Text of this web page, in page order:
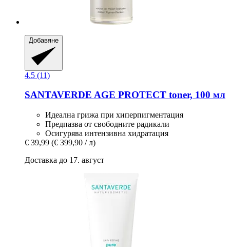
Добавяне
4.5 (11)
SANTAVERDE AGE PROTECT toner, 100 мл
Идеална грижа при хиперпигментация
Предпазва от свободните радикали
Осигурява интензивна хидратация
€ 39,99 (€ 399,90 / л)
Доставка до 17. август